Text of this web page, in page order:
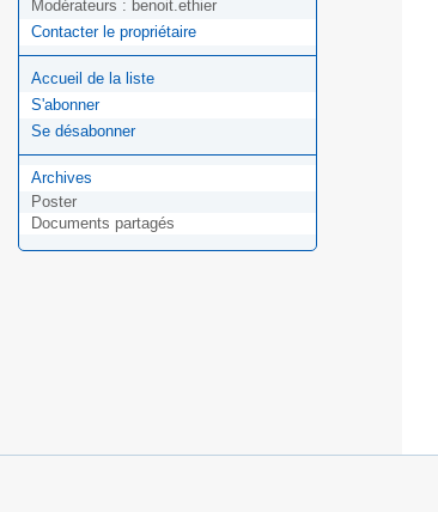
Modérateurs : benoit.ethier
Contacter le propriétaire
Accueil de la liste
S'abonner
Se désabonner
Archives
Poster
Documents partagés